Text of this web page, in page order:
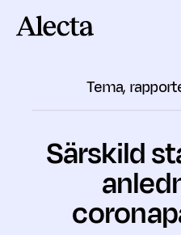
Tema,
Särskild